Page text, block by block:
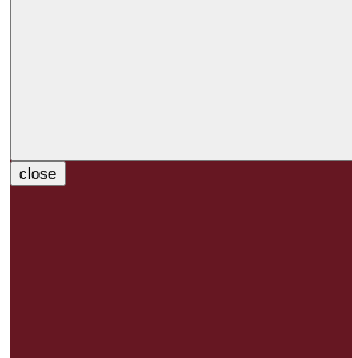
close